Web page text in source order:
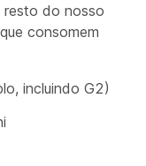
resto do nosso
consomem
incluindo G2)